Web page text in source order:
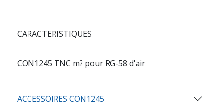
CARACTERISTIQUES
CON1245 TNC m? pour RG-58 d'air
ACCESSOIRES CON1245